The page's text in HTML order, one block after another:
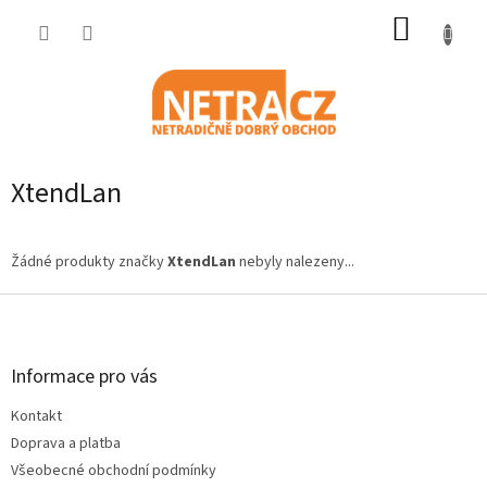
XtendLan
Žádné produkty značkyXtendLan nebyly nalezeny...
Z
Informace pro vás
Kontakt
Doprava a platba
Všeobecné obchodní podmínky